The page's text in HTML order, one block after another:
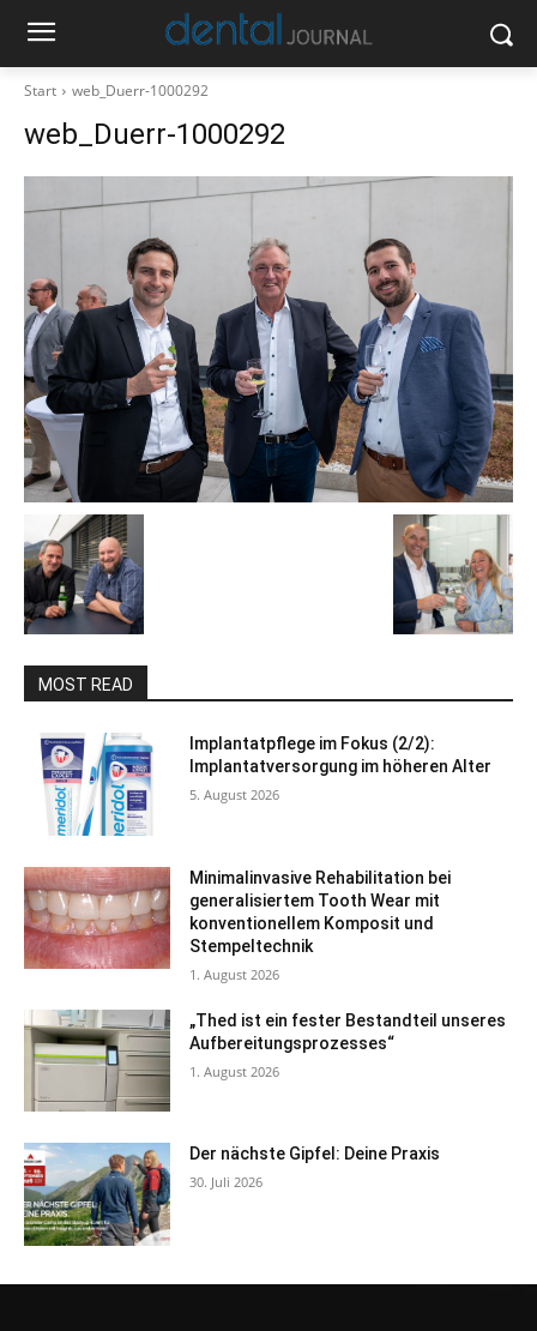
Start web_Duerr-1000292
web_Duerr-1000292
MOST READ
Implantatpflege im Fokus (2/2):
Implantatversorgung im höheren Alter
5. August 2026
Minimalinvasive Rehabilitation bei
generalisiertem Tooth Wear mit
konventionellem Komposit und
Stempeltechnik
1. August 2026
„Thed ist ein fester Bestandteil unseres
Aufbereitungsprozesses“
1. August 2026
Der nächste Gipfel: Deine Praxis
30. Juli 2026